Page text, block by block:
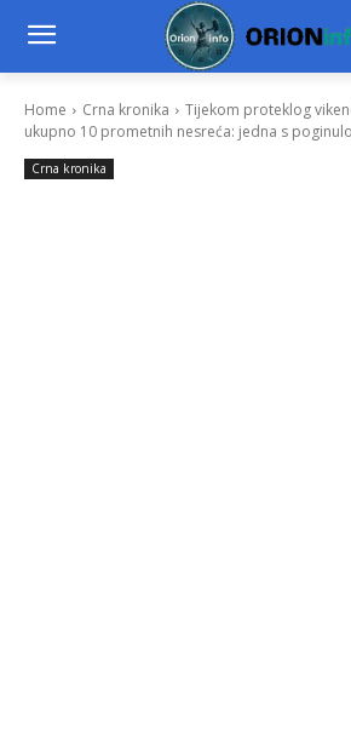
Home Crna kronika
Tijekom proteklog
ukupno 10 prometnih nesreća: jedna s
Crna kronika